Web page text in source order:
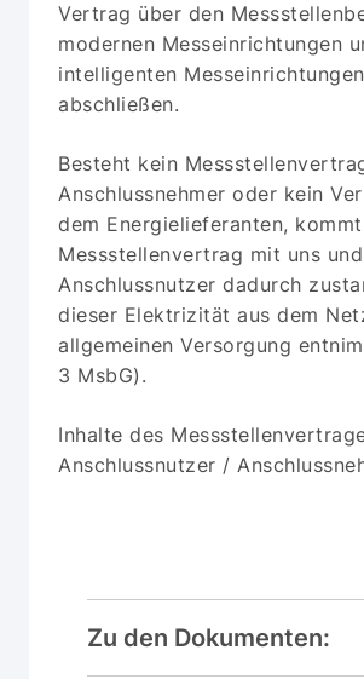
Vertrag über den
modernen Messeinrichtungen
intelligenten Messeinrichtungen
abschließen.
Besteht kein
Anschlussnehmer oder kein
dem Energielieferanten,
Messstellenvertrag mit uns
Anschlussnutzer dadurch
dieser Elektrizität aus dem
allgemeinen Versorgung
3 MsbG).
Inhalte des
Anschlussnutzer /
Zu den Dokumenten: